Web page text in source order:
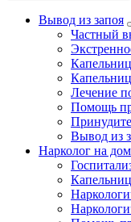
Вывод из запоя
Частный
Лечение
Помощь
Вывод из
Нарколог на дом